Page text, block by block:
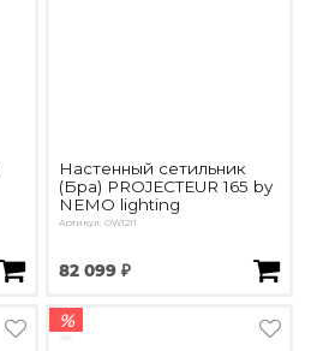
Настенный сетильник
(Бра) PROJECTEUR 165 by
NEMO lighting
Артикул: OW1211
82 099 ₽
%